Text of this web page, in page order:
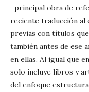
–principal obra de
reciente traducción al
previas con títulos
también antes de ese
en ellas. Al igual que
solo incluye libros y
del enfoque